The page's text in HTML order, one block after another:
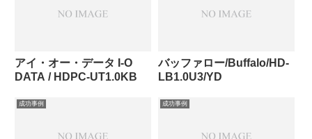
アイ・オー・データ I-O
DATA / HDPC-UT1.0KB
バッファロー/Buffalo/HD-
LB1.0U3/YD
成功事例 成功事例